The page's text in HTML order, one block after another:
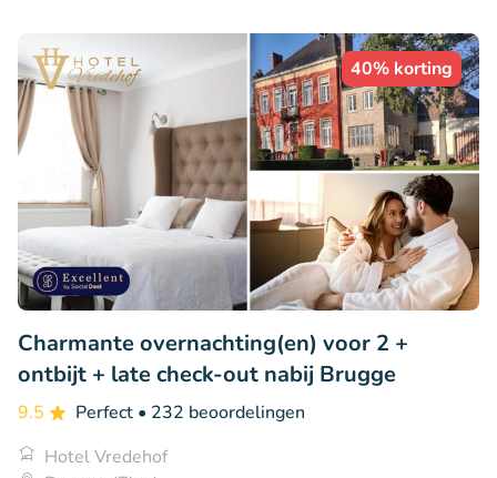
40% korting
Charmante overnachting(en) voor 2 +
ontbijt + late check-out nabij Brugge
9.5 Perfect • 232 beoordelingen
Hotel Vredehof